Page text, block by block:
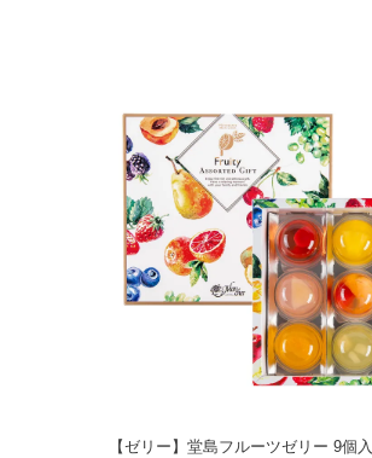
【ゼリー】堂島フルーツゼリー 9個入